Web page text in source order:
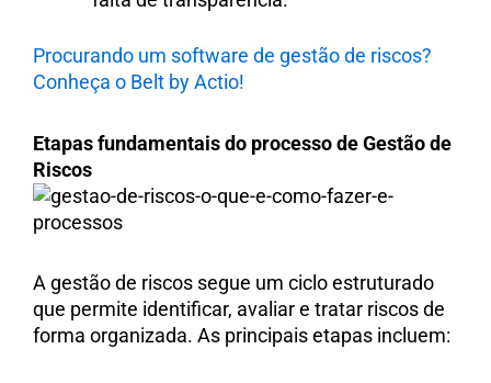
Procurando um software de gestão de riscos?
Conheça o Belt by Actio!
Etapas fundamentais do processo de Gestão de
Riscos
A gestão de riscos segue um ciclo estruturado
que permite identificar, avaliar e tratar riscos de
forma organizada. As principais etapas incluem: